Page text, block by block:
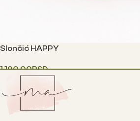
Slončić HAPPY
1,190.00RSD